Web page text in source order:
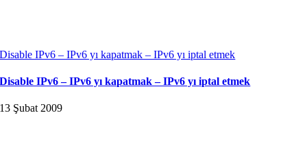
Disable IPv6 – IPv6 yı kapatmak – IPv6 yı iptal etmek
Disable IPv6 – IPv6 yı kapatmak – IPv6 yı iptal etmek
13 Şubat 2009